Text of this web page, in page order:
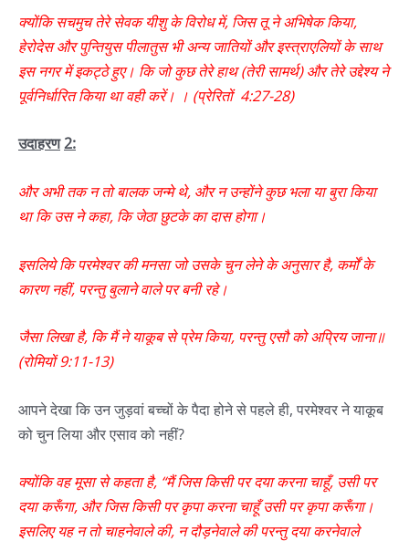
क्योंकि सचमुच तेरे सेवक यीशु के विरोध में, जिस तू ने अभिषेक किया,
हेरोदेस और पुन्तियुस पीलातुस भी अन्य जातियों और इस्त्राएलियों के साथ
इस नगर में इकट्ठे हुए। कि जो कुछ तेरे हाथ(तेरी सामर्थ)और तेरे उद्देश्य ने
पूर्वनिर्धारित किया था वही करें। । (प्रेरितों4:27-28)
उदाहरण2:
और अभी तक न तो बालक जन्मे थे, और न उन्होंने कुछ भला या बुरा किया
था कि उस ने कहा, कि जेठा छुटके का दास होगा।
इसलिये कि परमेश्वर की मनसा जो उसके चुन लेने के अनुसार है, कर्मों के
कारण नहीं, परन्तु बुलाने वाले पर बनी रहे।
जैसा लिखा है, कि मैं ने याकूब से प्रेम किया, परन्तु एसौ को अप्रिय जाना॥
(रोमियों9:11-13)
आपने देखा कि उन जुड़वां बच्चों के पैदा होने से पहले ही, परमेश्वर ने याकूब
को चुन लिया और एसाव को नहीं?
क्योंकि वह मूसा से कहता है, “मैं जिस किसी पर दया करना चाहूँ, उसी पर
दया करूँगा, और जिस किसी पर कृपा करना चाहूँउसी पर कृपा करूँगा।
इसलिए यह न तो चाहनेवाले की, न दौड़नेवाले की परन्तु दया करनेवाले